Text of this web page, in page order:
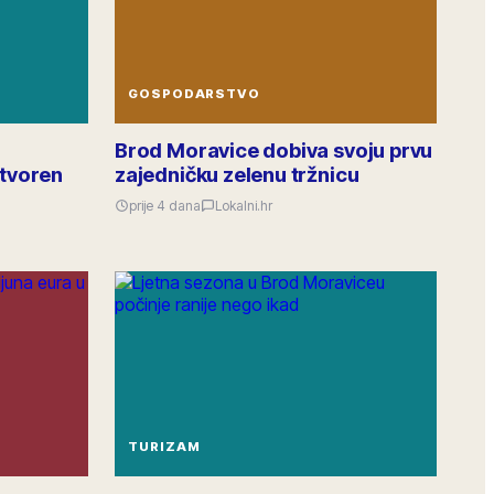
GOSPODARSTVO
»Napravimo zajedno« 26.6. u Gradskoj knjižnici.
Predstavit ćemo gradske poticaje za poduzetništvo
i povezivanje s udrugama i ustanovama. Prijava
putem gradskog portala.
Ured gradonačelnika prije 2 h
GRADONAČELNIK · OBAVIJEST
vodovod. U nastavku je raspodjela po mjesnim
GOSPODARSTVO
Brod Moravice dobiva svoju prvu
zajedničku zelenu tržnicu
prije 4 dana Lokalni.hr
TURIZAM